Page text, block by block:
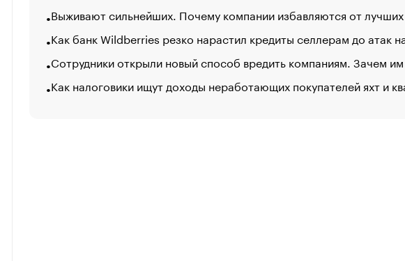
Выживают сильнейших. Почему компании избавляются от лучших
Как банк Wildberries резко нарастил кредиты селлерам до атак
Сотрудники открыли новый способ вредить компаниям. Зачем
Как налоговики ищут доходы неработающих покупателей яхт и